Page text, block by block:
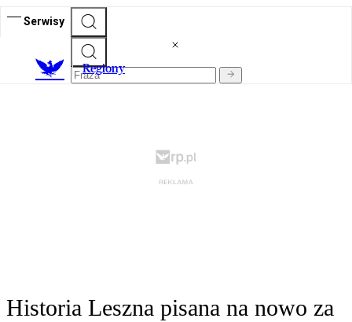
Serwisy
Regiony
Historia Leszna pisana na nowo za